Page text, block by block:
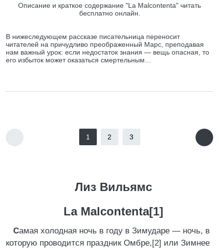
Описание и краткое содержание "La Malcontenta" читать
бесплатно онлайн.
В нижеследующем рассказе писательница переносит
читателей на причудливо преображенный Марс, преподавая
нам важный урок: если недостаток знания — вещь опасная, то
его избыток может оказаться смертельным…
1 2 3
Лиз Вильямс
La Malcontenta[1]
Самая холодная ночь в году в Зимударе — ночь, в
которую проводится праздник Омбре,[2] или Зимнее